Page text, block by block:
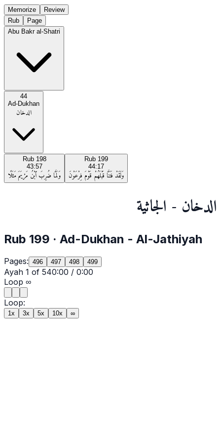
Memorize
Review
Rub
Page
Abu Bakr al-Shatri
44
Ad-Dukhan
الدخان
Rub 198
43:57
وَلَمَّا ضُرِبَ ٱبْنُ مَرْيَمَ مَثَلًا
Rub 199
44:17
وَلَقَدْ فَتَنَّا قَبْلَهُمْ قَوْمَ فِرْعَوْنَ
الدخان - الجاثية
Rub 199 · Ad-Dukhan - Al-Jathiyah
Pages: 496 497 498 499
Ayah 1 of 540:00 / 0:00
Loop ∞
Loop:
1x 3x 5x 10x ∞